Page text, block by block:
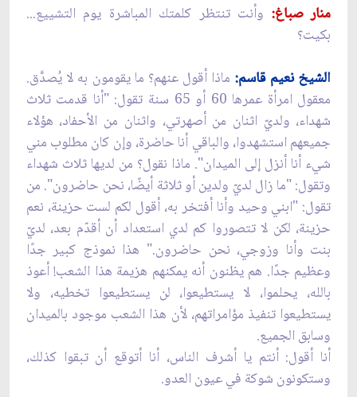
منار صباغ: وأنت تنتظر كلمتك المباشرة يوم التشييع...
بكيت؟
الشيخ نعيم قاسم: ماذا أقول عنهم؟ ما يقومون به لا يُصدَّق.
معقول امرأة عمرها 60 أو 65 سنة تقول: "أنا قدمت ثلاث
شهداء، ولديّ اثنان من أصهرتي، واثنان من الأحفاد، هؤلاء
جميعهم استشهدوا، والباقي أنا حاضرة، وإن كان مطلوب مني
شيء أنا أنزل إلى الميدان". ماذا نقول؟ من لديها ثلاث شهداء
وتقول: "ما زال لديّ ولدين أو ثلاثة أيضًا، نحن حاضرون". من
تقول: "ابني وحيد وأنا أفتخر به، أقول لكم لست حزينة، نعم
حزينة، لكن لا تتصوروا كم لدي استعداد أن أقدّم بعد، لديّ
بنت وأنا وزوجي، نحن حاضرون." هذا نموذج كبير جدًا
وعظيم جدًا. هم يظنون أنه يمكنهم هزيمة هذا الشعب! أعوذ
بالله، يحلموا، لا يستطيعوا، لن يستطيعوا تخطيه، ولا
يستطيعوا تنفيذ مؤامراتهم، لأن هذا الشعب موجود بالميدان
وسابق الجميع.
أنا أقول: أنتم يا أشرف الناس، أنا أتوقع أن تبقوا كذلك،
وستكونون شوكة في عيون العدو.